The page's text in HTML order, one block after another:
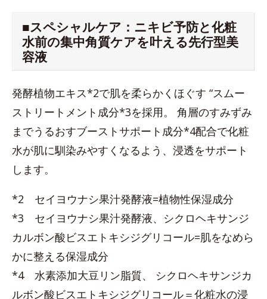
■スペシャルケア：ニキビ予防と化粧
水前の集中角質ケアを叶える先行型美
容液
発酵植物エキス*2で肌を柔らかくほぐす “スムー
ストリートメント成分*3を採用。 角層のすみずみ
までうるおすブーストサポート成分*4配合で化粧
水が肌に馴染みやすくなるよう、浸透をサポート
します。
*2 セイヨウナシ果汁発酵液=植物性保湿成分
*3 セイヨウナシ果汁発酵液、シクロヘキサンジ
カルボン酸ビスエトキシジグリコール=肌をなめら
かに整える保湿成分
*4 水素添加大豆リン脂質、 シクロヘキサンジカ
ルボン酸ビスエトキシジグリコール＝化粧水の浸